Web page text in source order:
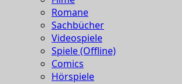
Romane
Sachbücher
Videospiele
Spiele (Offline)
Comics
Hörspiele